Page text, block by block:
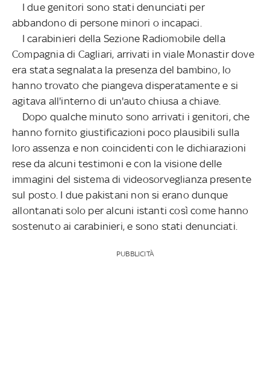
I due genitori sono stati denunciati per
abbandono di persone minori o incapaci.
I carabinieri della Sezione Radiomobile della
Compagnia di Cagliari, arrivati in viale Monastir dove
era stata segnalata la presenza del bambino, lo
hanno trovato che piangeva disperatamente e si
agitava all'interno di un'auto chiusa a chiave.
Dopo qualche minuto sono arrivati i genitori, che
hanno fornito giustificazioni poco plausibili sulla
loro assenza e non coincidenti con le dichiarazioni
rese da alcuni testimoni e con la visione delle
immagini del sistema di videosorveglianza presente
sul posto. I due pakistani non si erano dunque
allontanati solo per alcuni istanti così come hanno
sostenuto ai carabinieri, e sono stati denunciati.
PUBBLICITÀ